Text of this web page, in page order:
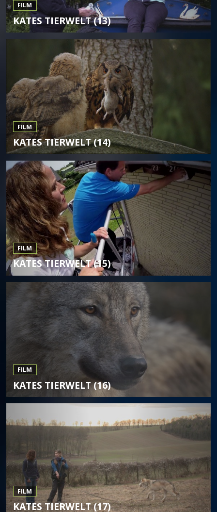
FILM
KATES TIERWELT (13)
FILM
KATES TIERWELT (14)
FILM
KATES TIERWELT (15)
FILM
KATES TIERWELT (16)
FILM
KATES TIERWELT (17)